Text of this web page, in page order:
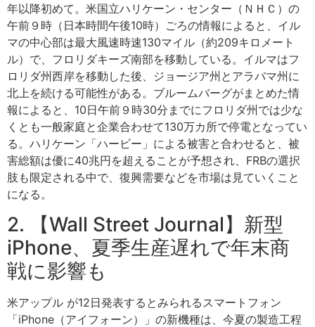
年以降初めて。米国立ハリケーン・センター（ＮＨＣ）の
午前９時（日本時間午後10時）ごろの情報によると、イル
マの中心部は最大風速時速130マイル（約209キロメート
ル）で、フロリダキーズ南部を移動している。イルマはフ
ロリダ州西岸を移動した後、ジョージア州とアラバマ州に
北上を続ける可能性がある。ブルームバーグがまとめた情
報によると、10日午前９時30分までにフロリダ州では少な
くとも一般家庭と企業合わせて130万カ所で停電となってい
る。ハリケーン「ハービー」による被害と合わせると、被
害総額は優に40兆円を超えることが予想され、FRBの選択
肢も限定される中で、復興需要などを市場は見ていくこと
になる。
2. 【Wall Street Journal】新型
iPhone、夏季生産遅れで年末商
戦に影響も
米アップル が12日発表するとみられるスマートフォン
「iPhone（アイフォーン）」の新機種は、今夏の製造工程